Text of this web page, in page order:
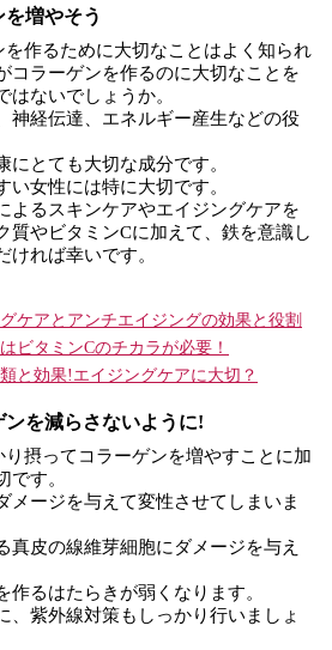
増やそう
を作るために大切なことはよく知られ
コラーゲンを作るのに大切なことを
はないでしょうか。
神経伝達、エネルギー産生などの役
とても大切な成分です。
女性には特に大切です。
よるスキンケアやエイジングケアを
質やビタミンCに加えて、鉄を意識し
ければ幸いです。
ケアとアンチエイジングの効果と役割
ビタミンCのチカラが必要！
と効果!エイジングケアに大切？
を減らさないように!
摂ってコラーゲンを増やすことに加
です。
メージを与えて変性させてしまいま
真皮の線維芽細胞にダメージを与え
作るはたらきが弱くなります。
、紫外線対策もしっかり行いましょ